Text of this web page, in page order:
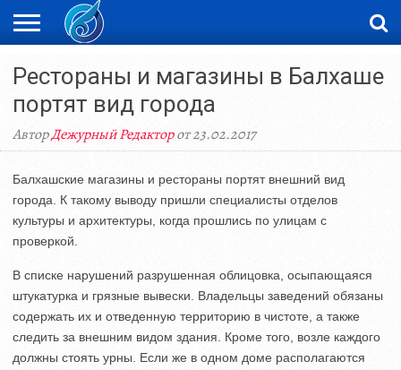
НОВОСТИ
ВИДЕО
ФОТОРЕПОРТАЖИ
ОРКЕН
LIVETV
Рестораны и магазины в Балхаше
портят вид города
АвторДежурный Редакторот 23.02.2017
Балхашские магазины и рестораны портят внешний вид
города. К такому выводу пришли специалисты отделов
культуры и архитектуры, когда прошлись по улицам с
проверкой.
В списке нарушений разрушенная облицовка, осыпающаяся
штукатурка и грязные вывески. Владельцы заведений обязаны
содержать их и отведенную территорию в чистоте, а также
следить за внешним видом здания. Кроме того, возле каждого
должны стоять урны. Если же в одном доме располагаются